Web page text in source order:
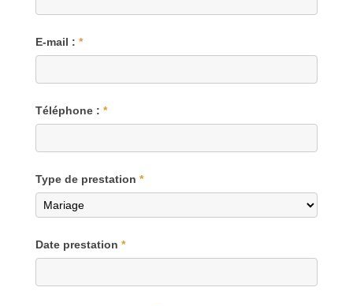
E-mail : *
Téléphone : *
Type de prestation *
Date prestation *